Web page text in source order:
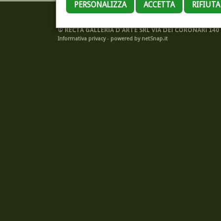
PERSONALIZZA ACCETTA
©RECTA GALLERIA D'ARTE SRL VIA DEI CORONARI
Informativa privacy- powered by netSnap.it